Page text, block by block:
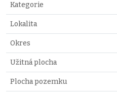
Kategorie
Lokalita
Okres
Užitná plocha
Plocha pozemku